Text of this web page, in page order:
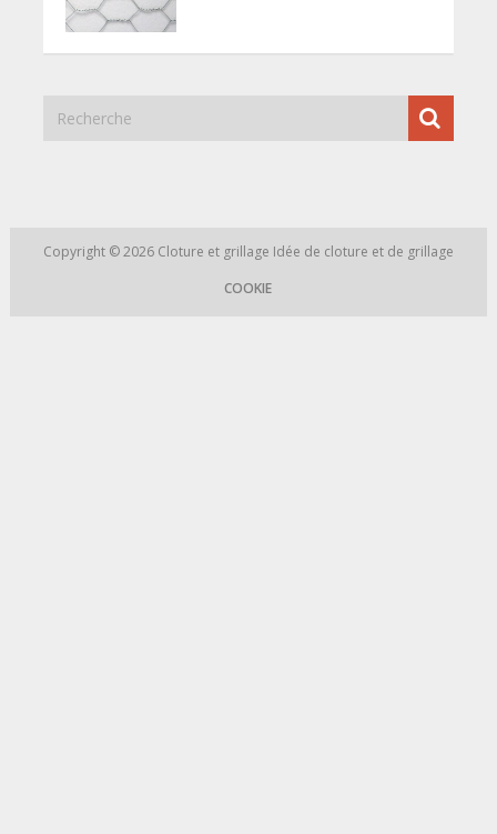
Copyright © 2026 Cloture et grillage Idée de cloture et de grillage
COOKIE